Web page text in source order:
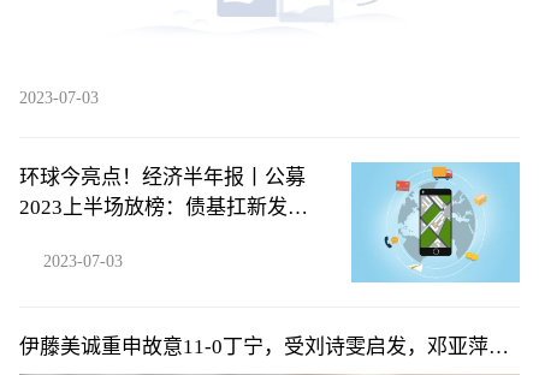
2023-07-03
环球今亮点！经济半年报丨公募
2023上半场放榜：债基扛新发大
2023-07-03
伊藤美诚重申故意11-0丁宁，受刘诗雯启发，邓亚萍曾